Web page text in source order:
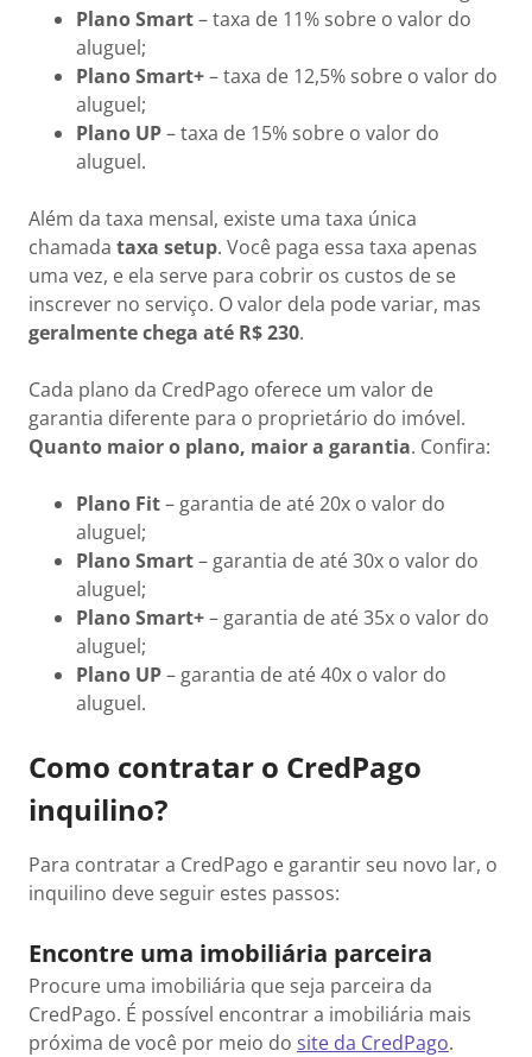
Plano Smart– taxa de 11% sobre o valor do
aluguel;
Plano Smart+– taxa de 12,5% sobre o valor do
aluguel;
Plano UP– taxa de 15% sobre o valor do
aluguel.
Além da taxa mensal, existe uma taxa única
chamada taxa setup. Você paga essa taxa apenas
uma vez, e ela serve para cobrir os custos de se
inscrever no serviço. O valor dela pode variar, mas
geralmente chega até R$ 230.
Cada plano da CredPago oferece um valor de
garantia diferente para o proprietário do imóvel.
Quanto maior o plano, maior a garantia. Confira:
Plano Fit– garantia de até 20x o valor do
aluguel;
Plano Smart– garantia de até 30x o valor do
aluguel;
Plano Smart+– garantia de até 35x o valor do
aluguel;
Plano UP– garantia de até 40x o valor do
aluguel.
Como contratar o CredPago
inquilino?
Para contratar a CredPago e garantir seu novo lar, o
inquilino deve seguir estes passos:
Encontre uma imobiliária parceira
Procure uma imobiliária que seja parceira da
CredPago. É possível encontrar a imobiliária mais
próxima de você por meio do site da CredPago.